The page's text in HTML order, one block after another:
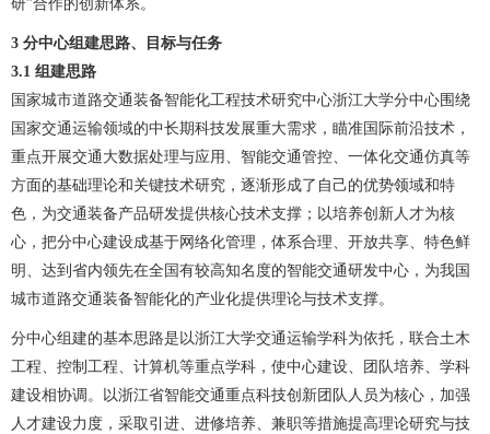
研”合作的创新体系。
3 分中心组建思路、目标与任务
3.1 组建思路
国家城市道路交通装备智能化工程技术研究中心浙江大学分中心围绕
国家交通运输领域的中长期科技发展重大需求，瞄准国际前沿技术，
重点开展交通大数据处理与应用、智能交通管控、一体化交通仿真等
方面的基础理论和关键技术研究，逐渐形成了自己的优势领域和特
色，为交通装备产品研发提供核心技术支撑；以培养创新人才为核
心，把分中心建设成基于网络化管理，体系合理、开放共享、特色鲜
明、达到省内领先在全国有较高知名度的智能交通研发中心，为我国
城市道路交通装备智能化的产业化提供理论与技术支撑。
分中心组建的基本思路是以浙江大学交通运输学科为依托，联合土木
工程、控制工程、计算机等重点学科，使中心建设、团队培养、学科
建设相协调。以浙江省智能交通重点科技创新团队人员为核心，加强
人才建设力度，采取引进、进修培养、兼职等措施提高理论研究与技